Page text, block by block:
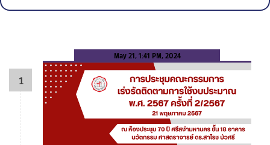
May 21, 1:41 PM, 2024